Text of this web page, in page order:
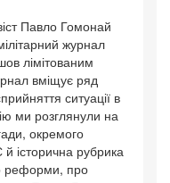
Павло Гомонай
журнал
лімітованим
вміщує ряд
ситуації в
ми розглянули на
окремого
й історична рубрика
реформи, про